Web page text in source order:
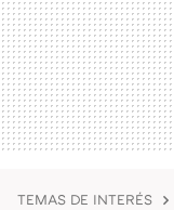
TEMAS DE INTERÉS